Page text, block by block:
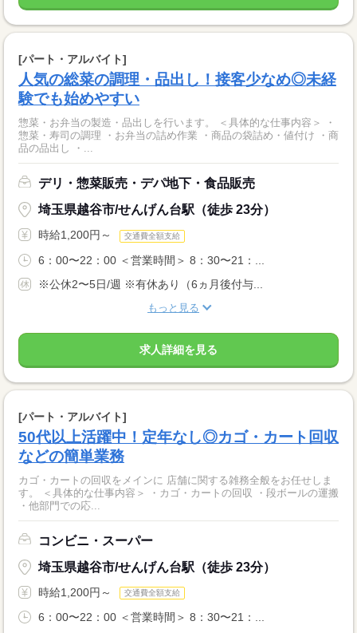
[パート・アルバイト]
人気の総菜の調理・品出し！接客少なめ◎未経
験でも始めやすい
惣菜・お弁当の製造・品出しを行います。 ＜具体的な仕事内容＞ ・
惣菜・寿司の調理 ・お弁当の詰め作業 ・商品の袋詰め・値付け ・商
品の品出し ・...
デリ・惣菜販売・デパ地下・食品販売
埼玉県越谷市/せんげん台駅（徒歩 23分）
時給1,200円～ 交通費全額支給
6：00〜22：00 ＜営業時間＞ 8：30〜21：...
※公休2〜5日/週 ※有休あり（6ヵ月後付与...
もっと見る
求人詳細を見る
[パート・アルバイト]
50代以上活躍中！定年なし◎カゴ・カート回収
などの簡単業務
カゴ・カートの回収をメインに 店舗に関する雑務全般をお任せしま
す。 ＜具体的な仕事内容＞ ・カゴ・カートの回収 ・段ボールの運搬
・他部門での応...
コンビニ・スーパー
埼玉県越谷市/せんげん台駅（徒歩 23分）
時給1,200円～ 交通費全額支給
6：00〜22：00 ＜営業時間＞ 8：30〜21：...